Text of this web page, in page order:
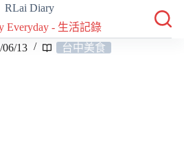
RLai Diary
Everyday - 生活記錄
06/13
台中美食